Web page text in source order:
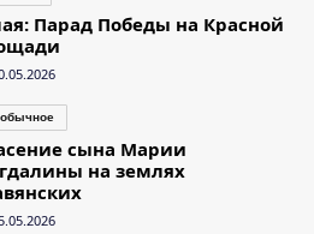
Парад Победы на Красной
сына Марии
на землях